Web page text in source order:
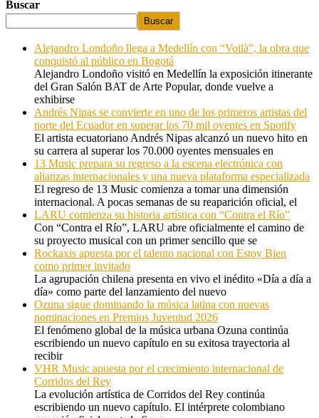
Buscar
Buscar
Alejandro Londoño llega a Medellín con “Voilà”, la obra que
conquistó al público en Bogotá
Alejandro Londoño visitó en Medellín la exposición itinerante
del Gran Salón BAT de Arte Popular, donde vuelve a
exhibirse
Andrés Nipas se convierte en uno de los primeros artistas del
norte del Ecuador en superar los 70 mil oyentes en Spotify
El artista ecuatoriano Andrés Nipas alcanzó un nuevo hito en
su carrera al superar los 70.000 oyentes mensuales en
13 Music prepara su regreso a la escena electrónica con
alianzas internacionales y una nueva plataforma especializada
El regreso de 13 Music comienza a tomar una dimensión
internacional. A pocas semanas de su reaparición oficial, el
LARU comienza su historia artística con “Contra el Río”
Con “Contra el Río”, LARU abre oficialmente el camino de
su proyecto musical con un primer sencillo que se
Rockaxis apuesta por el talento nacional con Estoy Bien
como primer invitado
La agrupación chilena presenta en vivo el inédito «Día a día a
día» como parte del lanzamiento del nuevo
Ozuna sigue dominando la música latina con nuevas
nominaciones en Premios Juventud 2026
El fenómeno global de la música urbana Ozuna continúa
escribiendo un nuevo capítulo en su exitosa trayectoria al
recibir
VHR Music apuesta por el crecimiento internacional de
Corridos del Rey
La evolución artística de Corridos del Rey continúa
escribiendo un nuevo capítulo. El intérprete colombiano